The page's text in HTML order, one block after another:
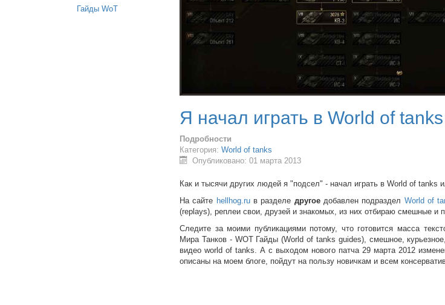
Гайды WoT
Я начал играть в World of tanks
Подробности
Категория: World of tanks
Опубликовано: 01 марта 2013
Как и тысячи других людей я "подсел" - начал играть в World of tanks
На сайте hellhog.ruв разделе другоедобавлен подраздел World of
(replays), реплеи свои, друзей и знакомых, из них отбираю смешные и
Следите за моими публикациями потому, что готовится масса
Мира Танков - WOT Гайды (World of tanks guides), смешное,
видео world of tanks. А с выходом нового патча 29 марта 2012
описаны на моем блоге, пойдут на пользу новичкам и всем